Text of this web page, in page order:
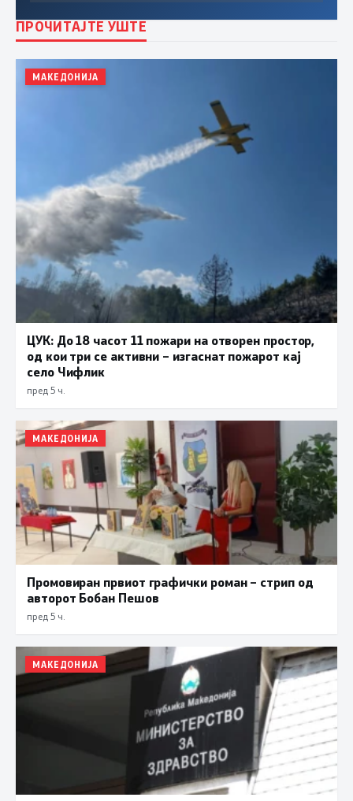
ПРОЧИТАЈТЕ УШТЕ
МАКЕДОНИЈА
ЦУК: До 18 часот 11 пожари на отворен простор,
од кои три се активни – изгаснат пожарот кај
село Чифлик
пред 5 ч.
МАКЕДОНИЈА
Промовиран првиот графички роман – стрип од
авторот Бобан Пешов
пред 5 ч.
МАКЕДОНИЈА